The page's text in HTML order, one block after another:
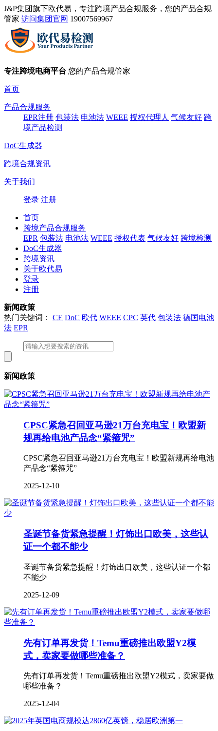
J&P集团旗下欧代易，专注跨境产品合规服务，您的产品合规
管家 访问集团官网 19007569967
专注跨境电商平台 您的产品合规管家
首页
产品合规服务
EPR注册 包装法 电池法 WEEE 授权代理人 气候友好 跨
境产品检测
DoC生成器
跨境合规资讯
关于我们
登录 注册
首页
跨境产品合规服务
EPR 包装法 电池法 WEEE 授权代表 气候友好 跨境检测
DoC生成器
跨境资讯
关于欧代易
登录
注册
新闻政策
热门关键词： CE DoC 欧代 WEEE CPC 英代 包装法 德国电池
法 EPR
新闻政策
CPSC紧急召回亚马逊21万台充电宝！欧盟新
规再给电池产品念“紧箍咒”
CPSC紧急召回亚马逊21万台充电宝！欧盟新规再给电池
产品念“紧箍咒”
2025-12-10
圣诞节备货紧急提醒！灯饰出口欧美，这些认
证一个都不能少
圣诞节备货紧急提醒！灯饰出口欧美，这些认证一个都
不能少
2025-12-09
先有订单再发货！Temu重磅推出欧盟Y2模
式，卖家要做哪些准备？
先有订单再发货！Temu重磅推出欧盟Y2模式，卖家要做
哪些准备？
2025-12-04